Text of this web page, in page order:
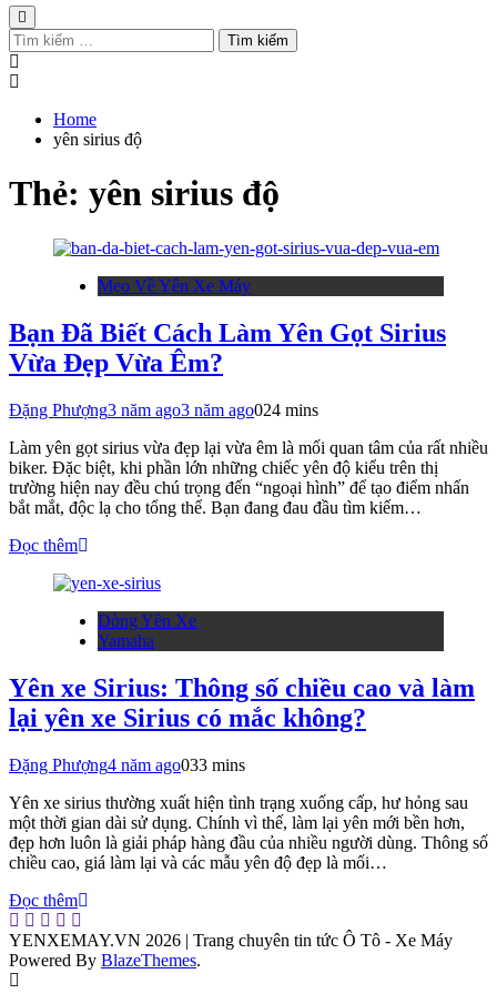
Tìm
kiếm
cho:
Home
yên sirius độ
Thẻ: yên sirius độ
Mẹo Về Yên Xe Máy
Bạn Đã Biết Cách Làm Yên Gọt Sirius
Vừa Đẹp Vừa Êm?
Đặng Phượng3 năm ago3 năm ago024 mins
Làm yên gọt sirius vừa đẹp lại vừa êm là mối quan tâm của rất nhiều
biker. Đặc biệt, khi phần lớn những chiếc yên độ kiểu trên thị
trường hiện nay đều chú trọng đến “ngoại hình” để tạo điểm nhấn
bắt mắt, độc lạ cho tổng thể. Bạn đang đau đầu tìm kiếm…
Đọc thêm
Dòng Yên Xe
Yamaha
Yên xe Sirius: Thông số chiều cao và làm
lại yên xe Sirius có mắc không?
Đặng Phượng4 năm ago033 mins
Yên xe sirius thường xuất hiện tình trạng xuống cấp, hư hỏng sau
một thời gian dài sử dụng. Chính vì thế, làm lại yên mới bền hơn,
đẹp hơn luôn là giải pháp hàng đầu của nhiều người dùng. Thông số
chiều cao, giá làm lại và các mẫu yên độ đẹp là mối…
Đọc thêm
YENXEMAY.VN 2026 | Trang chuyên tin tức Ô Tô - Xe Máy
Powered By BlazeThemes.